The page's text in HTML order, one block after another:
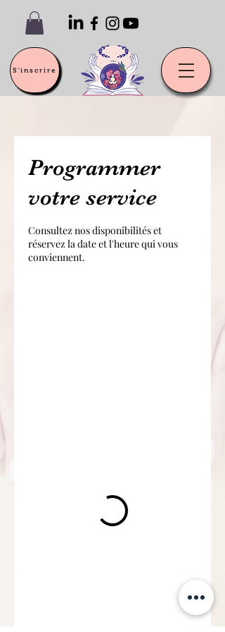
S'inscrire
Programmer
votre service
Consultez nos disponibilités et
réservez la date et l'heure qui vous
conviennent.